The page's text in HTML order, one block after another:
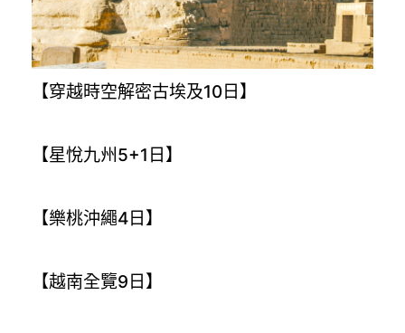
【穿越時空解密古埃及10日】
【星悅九州5+1日】
【樂桃沖繩4日】
【越南全覽9日】